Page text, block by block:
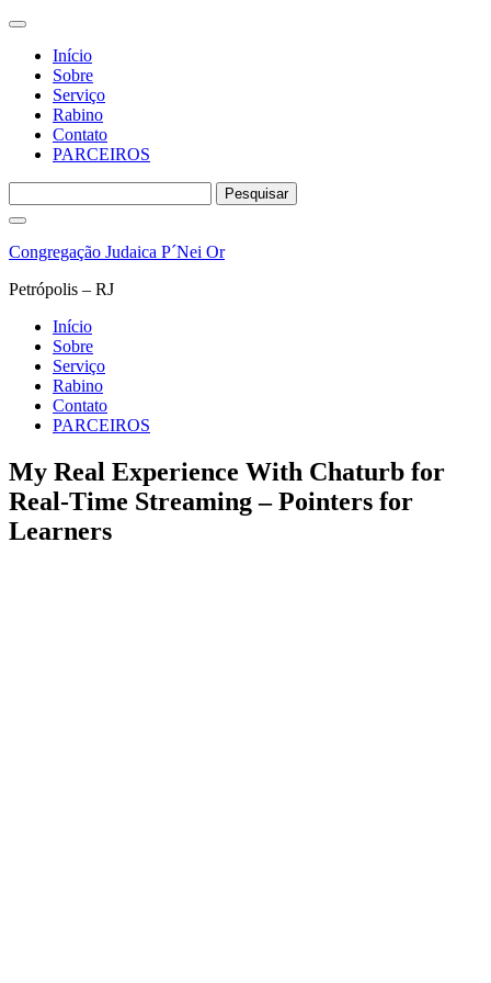
Início
Sobre
Serviço
Rabino
Contato
PARCEIROS
por:
Pular
o
Congregação Judaica P´Nei Or
Petrópolis – RJ
Início
Sobre
Serviço
Rabino
Contato
PARCEIROS
My Real Experience With Chaturb for
Real-Time Streaming – Pointers for
Learners